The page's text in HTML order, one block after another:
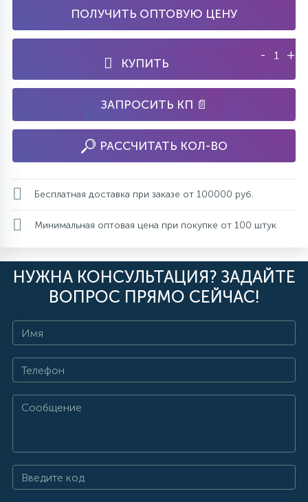
ПОЛУЧИТЬ ОПТОВУЮ ЦЕНУ
КУПИТЬ
- +
ЗАПРОСИТЬ КП 📄
РАССЧИТАТЬ КОЛ-ВО
Бесплатная доставка при заказе от 100000 руб.
Минимальная оптовая цена при покупке от 100 штук
НУЖНА КОНСУЛЬТАЦИЯ? ЗАДАЙТЕ
ВОПРОС ПРЯМО СЕЙЧАС!